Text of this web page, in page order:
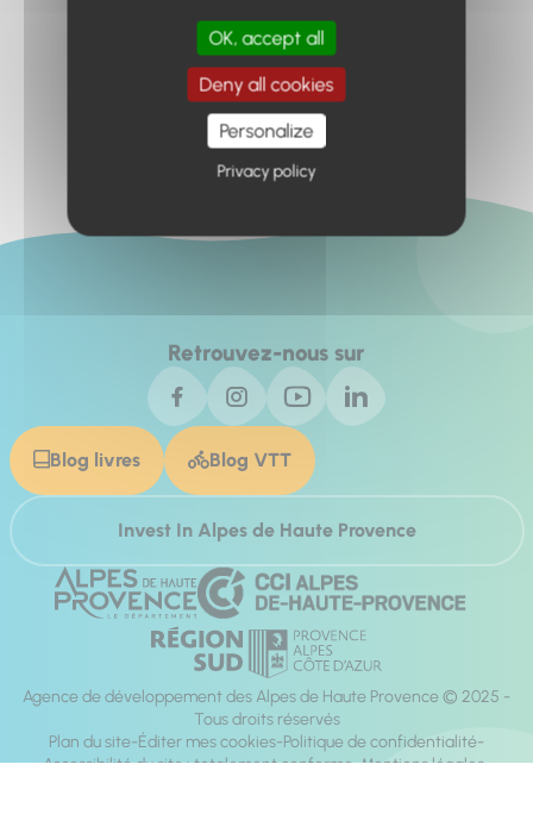
Retour à l'accueil
Retrouvez-nous sur
Blog livres Blog VTT
Invest In Alpes de Haute Provence
Agence de développement des Alpes de Haute Provence © 2025 -
Tous droits réservés
Plan du site Éditer mes cookies Politique de confidentialité
Accessibilité du site : totalement conforme Mentions légales
OK, accept all
Deny all cookies
Personalize
Privacy policy